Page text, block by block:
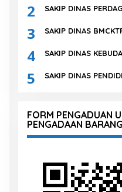
2 SAKIP DINAS
3 SAKIP DINAS
4 SAKIP DINAS
5 SAKIP DINAS
FORM PENGADUAN
PENGADAAN